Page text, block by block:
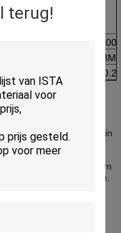
terug!
3200
lucht
2008 GJB1217
type hoog-
verstrekken die in
te ontmoeten,
op
bekwaam
test op te leveren.
zoals JESD22-
voor gemakkelijk en